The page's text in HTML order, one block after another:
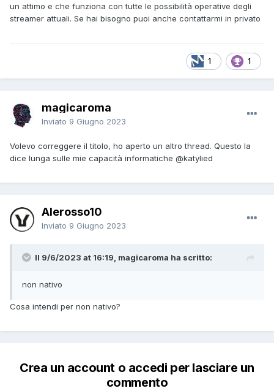
un attimo e che funziona con tutte le possibilità operative degli
streamer attuali. Se hai bisogno puoi anche contattarmi in privato
1 1
magicaroma
Inviato 9 Giugno 2023
Volevo correggere il titolo, ho aperto un altro thread. Questo la
dice lunga sulle mie capacità informatiche @katylied
Alerosso10
Inviato 9 Giugno 2023
Il 9/6/2023 at 16:19, magicaroma ha scritto:
non nativo
Cosa intendi per non nativo?
Crea un account o accedi per lasciare un
commento